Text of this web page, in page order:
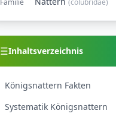
Familie
(colubridae)
Inhaltsverzeichnis
Königsnattern Fakten
Systematik Königsnattern